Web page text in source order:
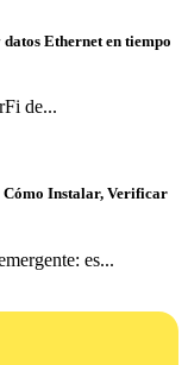
Ethernet en tiempo
de...
Cómo Instalar, Verificar
es...